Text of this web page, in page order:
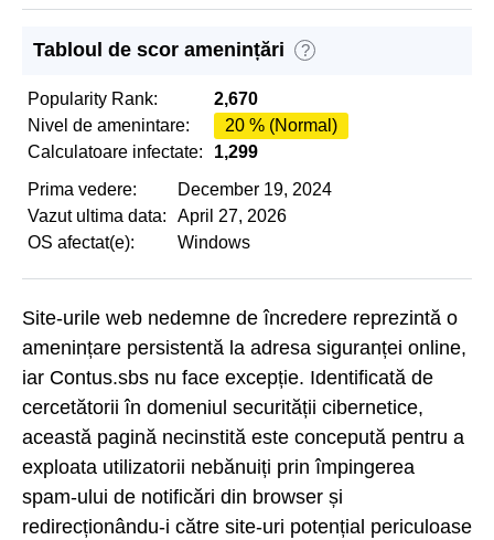
Tabloul de scor amenințări ?
Popularity Rank:
2,670
Nivel de amenintare:
20 % (Normal)
Calculatoare infectate:
1,299
Prima vedere:
December 19, 2024
Vazut ultima data:
April 27, 2026
OS afectat(e):
Windows
Site-urile web nedemne de încredere reprezintă o
amenințare persistentă la adresa siguranței online,
iar Contus.sbs nu face excepție. Identificată de
cercetătorii în domeniul securității cibernetice,
această pagină necinstită este concepută pentru a
exploata utilizatorii nebănuiți prin împingerea
spam-ului de notificări din browser și
redirecționându-i către site-uri potențial periculoase